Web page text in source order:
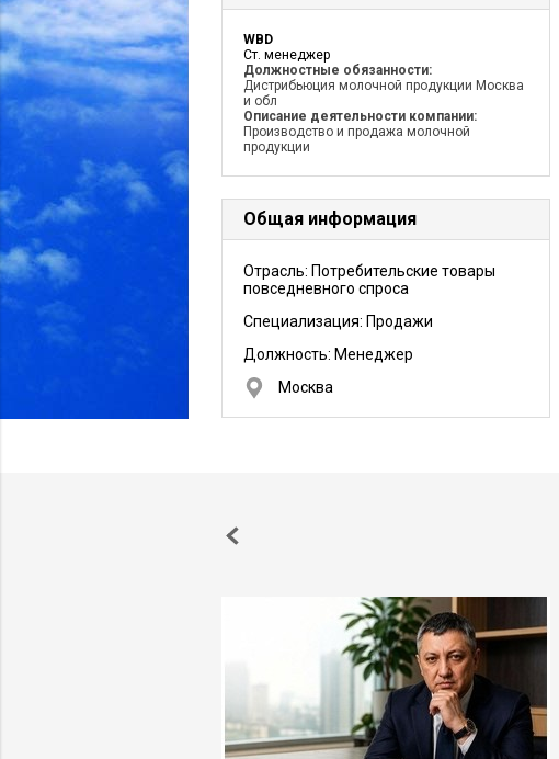
WBD
Ст. менеджер
Должностные обязанности:
Дистрибьюция молочной продукции Москва
и обл
Описание деятельности компании:
Производство и продажа молочной
продукции
Общая информация
Отрасль: Потребительские товары
повседневного спроса
Специализация: Продажи
Должность: Менеджер
Москва